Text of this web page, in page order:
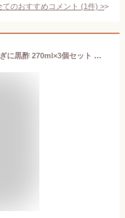
てのおすすめコメント (1件) >
フンドーキン 九州ドレッシング たまねぎに黒酢 270ml×3個セット 【送料込】